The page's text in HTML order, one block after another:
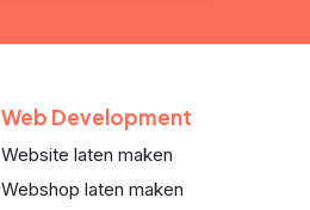
Web Development
Website laten maken
Webshop laten maken